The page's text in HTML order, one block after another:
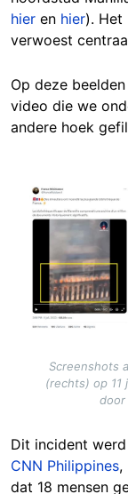
hier en hier). Het
verwoest
Op deze
video die we
andere hoek
Image
Screenshots
(rechts) op 11
door
Dit incident
CNN Philippines,
dat 18 mensen